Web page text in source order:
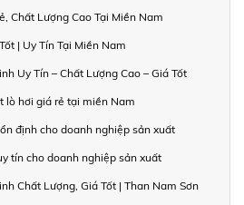
Chất Lượng Cao Tại Miền Nam
| Uy Tín Tại Miền Nam
Uy Tín – Chất Lượng Cao – Giá Tốt
lò hơi giá rẻ tại miền Nam
định cho doanh nghiệp sản xuất
tín cho doanh nghiệp sản xuất
Chất Lượng, Giá Tốt | Than Nam Sơn